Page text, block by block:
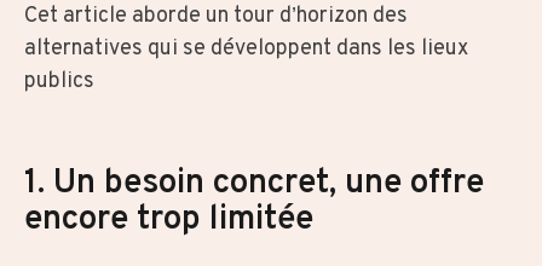
Cet article aborde un tour d’horizon des
alternatives qui se développent dans les lieux
publics
1. Un besoin concret, une offre
encore trop limitée